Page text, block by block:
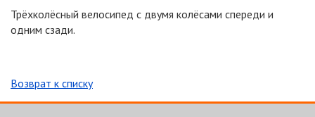
Трёхколёсный велосипед с двумя колёсами спереди и
одним сзади.
Возврат к списку